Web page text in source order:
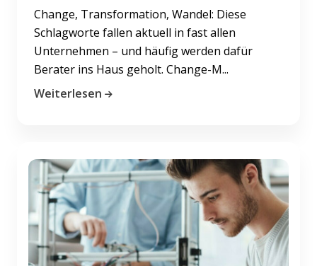
Change, Transformation, Wandel: Diese
Schlagworte fallen aktuell in fast allen
Unternehmen – und häufig werden dafür
Berater ins Haus geholt. Change-M...
Weiterlesen